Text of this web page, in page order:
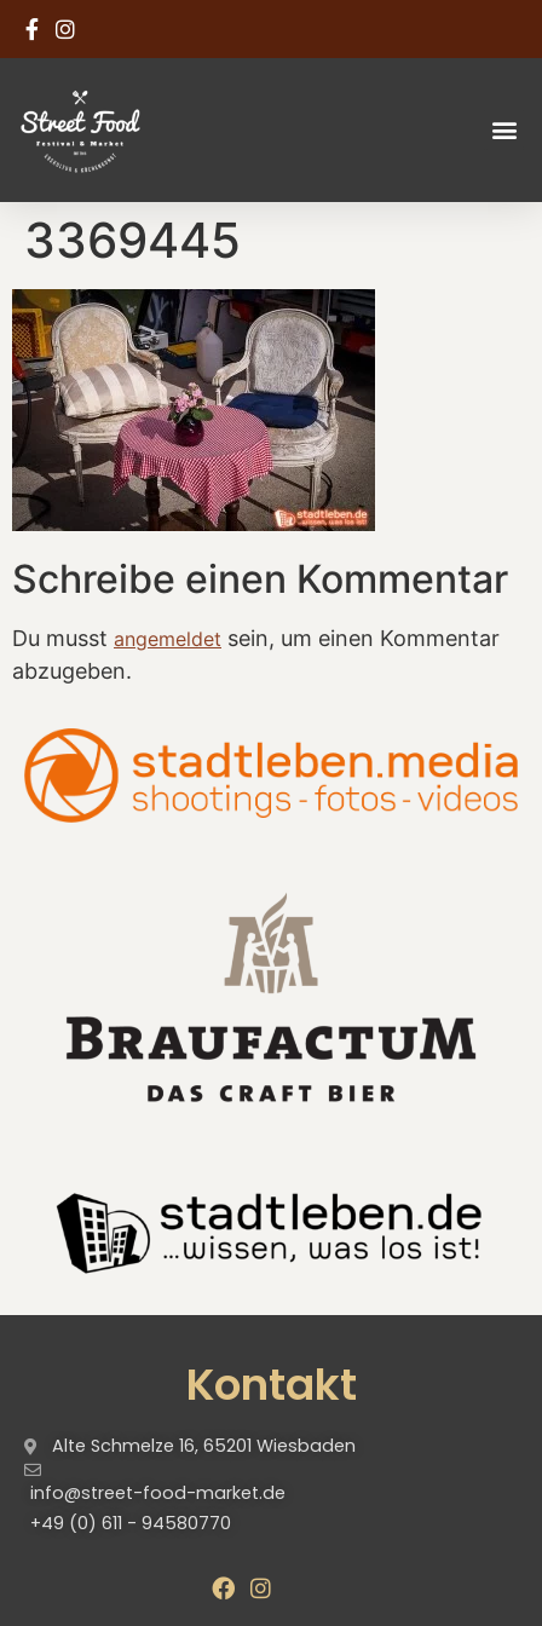
3369445
Schreibe einen Kommentar
Du musst angemeldet sein, um einen Kommentar
abzugeben.
Kontakt
Alte Schmelze 16, 65201 Wiesbaden
info@street-food-market.de
+49 (0) 611 - 94580770